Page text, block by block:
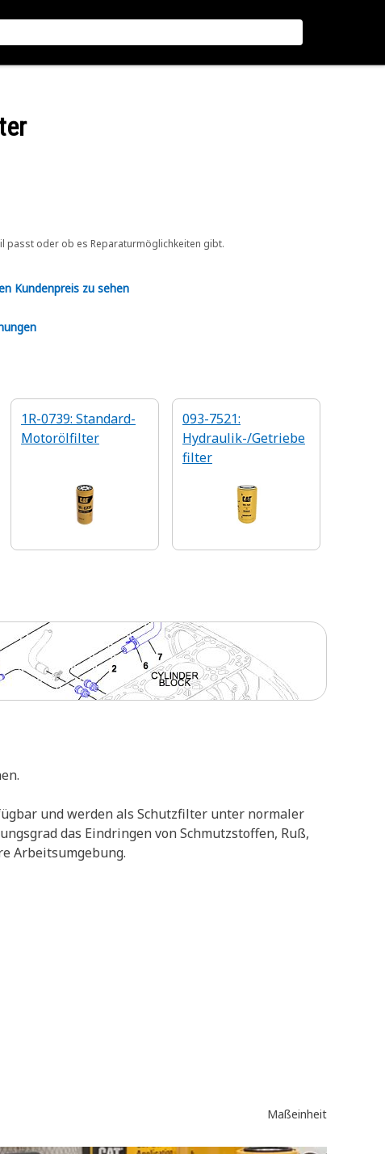
passt oder ob es Reparaturmöglichkeiten gibt.
Kundenpreis zu sehen
1R-0739: Standard-
Motorölfilter
093-7521:
Hydraulik-/Getriebe
filter
und werden als Schutzfilter unter normaler
das Eindringen von Schmutzstoffen, Ruß,
Arbeitsumgebung.
Maßeinheit